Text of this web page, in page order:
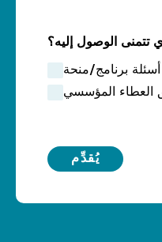
الوصول إليه؟
العطاء المؤسسي